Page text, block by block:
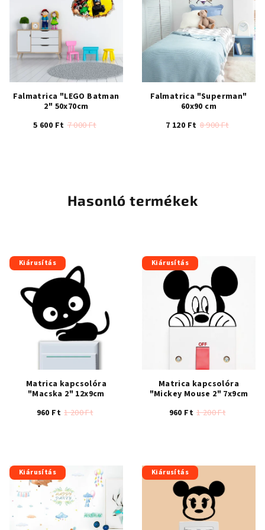
3,9
csillag.
4,5
csillag.
Falmatrica "LEGO Batman
2" 50x70cm
5 600 Ft 7 000 Ft
Falmatrica "Superman"
60x90 cm
7 120 Ft 8 900 Ft
Hasonló termékek
Kiárusítás
Matrica kapcsolóra
"Macska 2" 12x9cm
960 Ft 1 200 Ft
értékelése
ből
5,0
csillag.
Kiárusítás
Matrica kapcsolóra
"Mickey Mouse 2" 7x9cm
960 Ft 1 200 Ft
Kiárusítás Kiárusítás